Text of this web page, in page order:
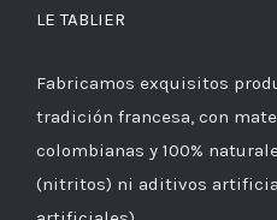
LE TABLIER
Fabricamos exquisitos
tradición francesa, con
colombianas y 100%
(nitritos) ni aditivos